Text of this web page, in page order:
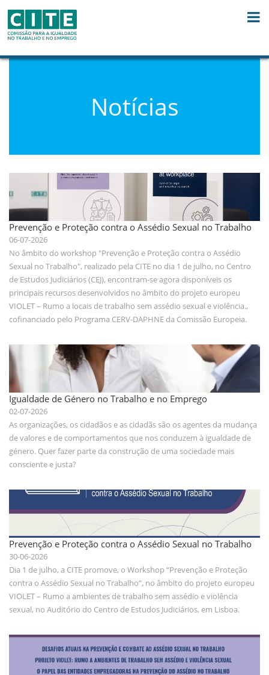
Notícias
Prevenção e Proteção contra o Assédio Sexual no Trabalho
06-07-2026
No âmbito do workshop "Prevenção e Proteção contra o Assédio
Sexual no Trabalho", realizado pela CITE no dia 1 de julho, no Centro
de Estudos Judiciários (CEJ), encontram-se agora disponíveis os
principais recursos desenvolvidos no âmbito do projeto europeu
VIOLET – Rumo a locais de trabalho sem assédio sexual e violência.,
cofinanciado pelo Programa CERV-DAPHNE da Comissão Europeia.
Igualdade de Género no Trabalho e no Emprego
02-07-2026
As organizações, os cidadãos e as cidadãs são os agentes da mudança
de valores e de comportamentos que nos conduzem à igualdade de
género. Quer fazer parte da construção de uma sociedade mais
consciente e justa?
Prevenção e Proteção contra o Assédio Sexual no Trabalho
30-06-2026
Dia 1 de julho, a CITE promove, o Workshop “Prevenção e Proteção
contra o Assédio Sexual no Trabalho”, no âmbito do projeto europeu
VIOLET – Rumo a ambientes de trabalho sem assédio e violência
sexual, no Auditório do Centro de Estudos Judiciários, em Lisboa.